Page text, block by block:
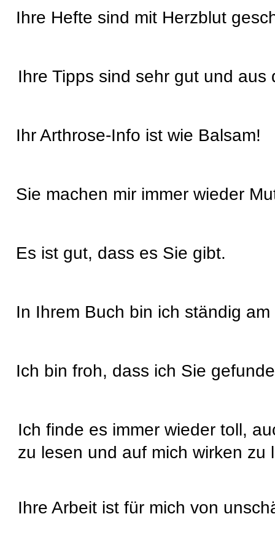
Ihre Hefte sind mit Herzblut
Ihre Tipps sind sehr gut und aus
Ihr Arthrose-Info ist wie Balsam!
Sie machen mir immer wieder
Es ist gut, dass es Sie gibt.
In Ihrem Buch bin ich ständig
Ich bin froh, dass ich Sie
Ich finde es immer wieder toll,
zu lesen und auf mich wirken zu
Ihre Arbeit ist für mich von